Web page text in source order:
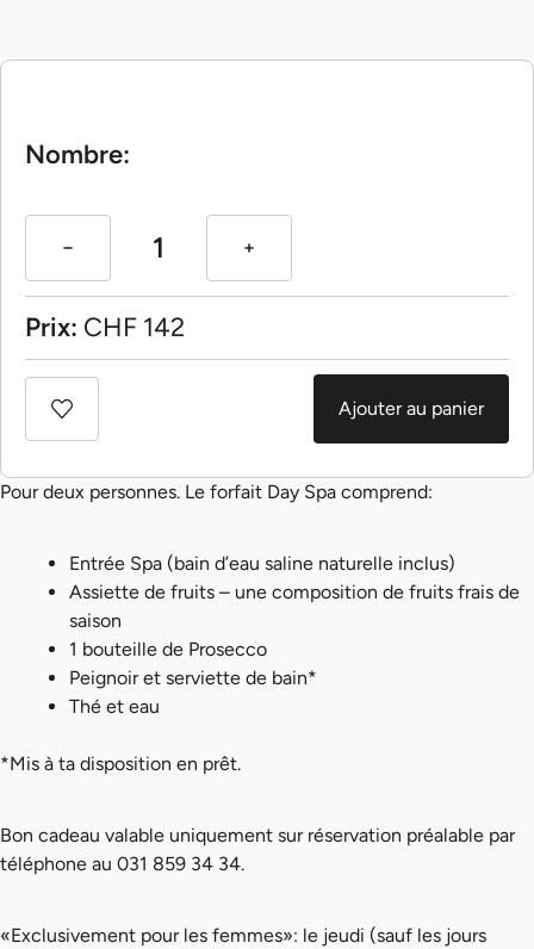
Nombre:
Prix: CHF 142
Ajouter au panier
Pour deux personnes. Le forfait Day Spa comprend:
Entrée Spa (bain d’eau saline naturelle inclus)
Assiette de fruits – une composition de fruits frais de
saison
1 bouteille de Prosecco
Peignoir et serviette de bain*
Thé et eau
*Mis à ta disposition en prêt.
Bon cadeau valable uniquement sur réservation préalable par
téléphone au 031 859 34 34.
«Exclusivement pour les femmes»: le jeudi (sauf les jours